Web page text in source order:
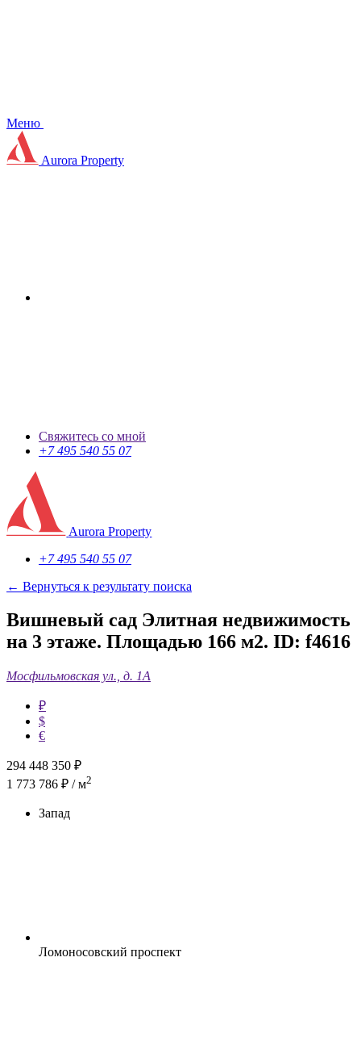
Меню
Aurora Property
Свяжитесь со мной
+7 495 540 55 07
Aurora Property
+7 495 540 55 07
← Вернуться к результату поиска
Вишневый сад Элитная недвижимость
на 3 этаже. Площадью 166 м2. ID: f4616
Мосфильмовская ул., д. 1А
₽
$
€
294 448 350 ₽
1 773 786 ₽ / м2
Запад
Ломоносовский проспект